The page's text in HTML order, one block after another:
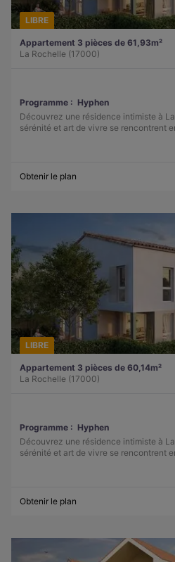
LIBRE
Appartement 3 pièces de 61,93m²
La Rochelle (17000)
Programme : Hyphen
Découvrez une résidence intimiste à
sérénité et art de vivre se rencontrent
Obtenir le plan
LIBRE
Appartement 3 pièces de 60,14m²
La Rochelle (17000)
Programme : Hyphen
Découvrez une résidence intimiste à
sérénité et art de vivre se rencontrent
Obtenir le plan